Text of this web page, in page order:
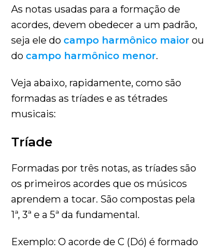
As notas usadas para a formação de
acordes, devem obedecer a um padrão,
seja ele do campo harmônico maior ou
do campo harmônico menor.
Veja abaixo, rapidamente, como são
formadas as tríades e as tétrades
musicais:
Tríade
Formadas por três notas, as tríades são
os primeiros acordes que os músicos
aprendem a tocar. São compostas pela
1ª, 3ª e a 5ª da fundamental.
Exemplo: O acorde de C (Dó) é formado